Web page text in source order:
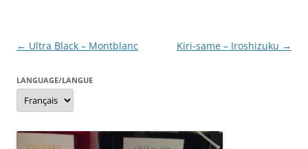
o
k
er
Navigation
articles
← Ultra Black – Montblanc Kiri-same – Iroshizuku →
LANGUAGE/LANGUE
Language/langue